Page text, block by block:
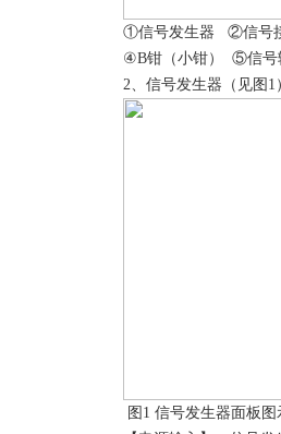
①信号发生器 ②信号
④B钳（小钳） ⑤信
2、信号发生器（见图1
图1 信号发生器面板图